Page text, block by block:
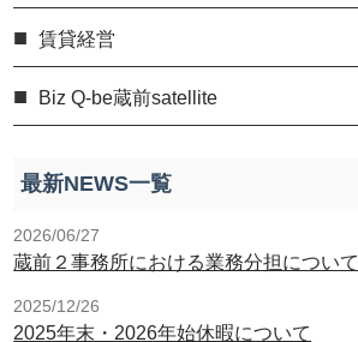
賃貸経営
Biz Q-be蔵前satellite
最新NEWS一覧
2026/06/27
蔵前２事務所における業務分担について
2025/12/26
2025年末・2026年始休暇について